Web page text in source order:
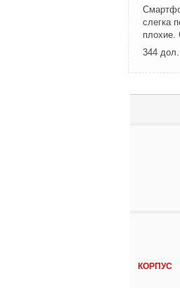
слегка
плохие.
344
КОРПУС